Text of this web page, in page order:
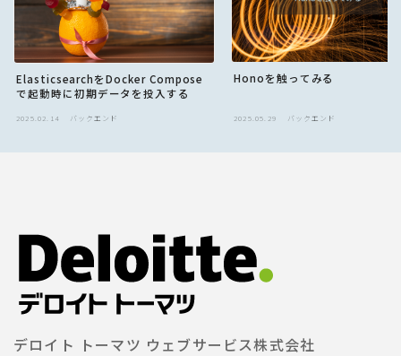
ElasticsearchをDocker Compose
で起動時に初期データを投入する
2025.02.14 バックエンド
Honoを触ってみる
2025.05.29 バックエンド
デロイト トーマツ ウェブサービス株式会社